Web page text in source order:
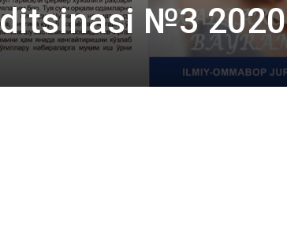
№3 2020